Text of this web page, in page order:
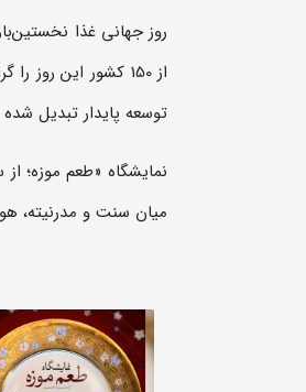
توسعه پایدار تبدیل
نمایشگاه «طعم موزه؛ از
میان سنت و مدرنیته، هویت و فرهنگ ملی است که